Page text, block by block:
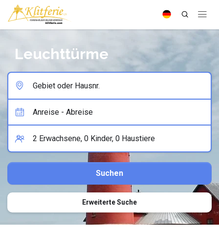
Leuchttürme
Erweiterte Suche